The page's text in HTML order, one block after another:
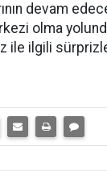
devam
olma
ile ilgili